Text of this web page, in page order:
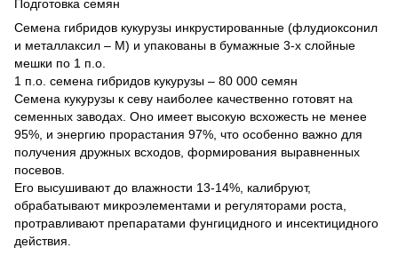
Подготовка семян
Семена гибридов кукурузы инкрустированные (флудиоксонил
и металлаксил – М) и упакованы в бумажные 3-х слойные
мешки по 1 п.о.
1 п.о. семена гибридов кукурузы – 80 000 семян
Семена кукурузы к севу наиболее качественно готовят на
семенных заводах. Оно имеет высокую всхожесть не менее
95%, и энергию прорастания 97%, что особенно важно для
получения дружных всходов, формирования выравненных
посевов.
Его высушивают до влажности 13-14%, калибруют,
обрабатывают микроэлементами и регуляторами роста,
протравливают препаратами фунгицидного и инсектицидного
действия.